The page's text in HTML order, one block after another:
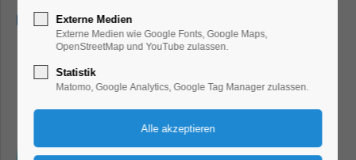
27.07.2026, 12:00–18:00
Externe Medien
Externe Medien wie Google Fonts, Google Maps,
OpenStreetMap und YouTube zulassen.
Statistik
Matomo, Google Analytics, Google Tag Manager zulassen.